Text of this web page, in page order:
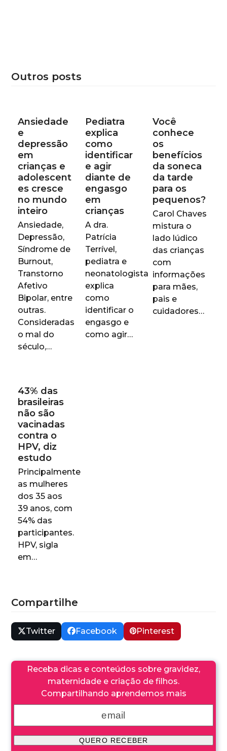
Outros posts
Ansiedade
e
depressão
em
crianças e
adolescent
es cresce
no mundo
inteiro
Ansiedade,
Depressão,
Síndrome de
Burnout,
Transtorno
Afetivo
Bipolar, entre
outras.
Consideradas
o mal do
século,…
Pediatra
explica
como
identificar
e agir
diante de
engasgo
em
crianças
A dra.
Patrícia
Terrível,
pediatra e
neonatologista
explica
como
identificar o
engasgo e
como agir…
Você
conhece
os
benefícios
da soneca
da tarde
para os
pequenos?
Carol Chaves
mistura o
lado lúdico
das crianças
com
informações
para mães,
pais e
cuidadores…
43% das
brasileiras
não são
vacinadas
contra o
HPV, diz
estudo
Principalmente
as mulheres
dos 35 aos
39 anos, com
54% das
participantes.
HPV, sigla
em…
Compartilhe
Twitter Facebook Pinterest
Receba dicas e conteúdos sobre gravidez,
maternidade e criação de filhos.
Compartilhando aprendemos mais